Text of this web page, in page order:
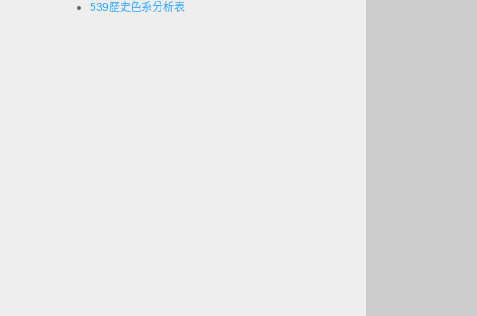
539歷史色系分析表